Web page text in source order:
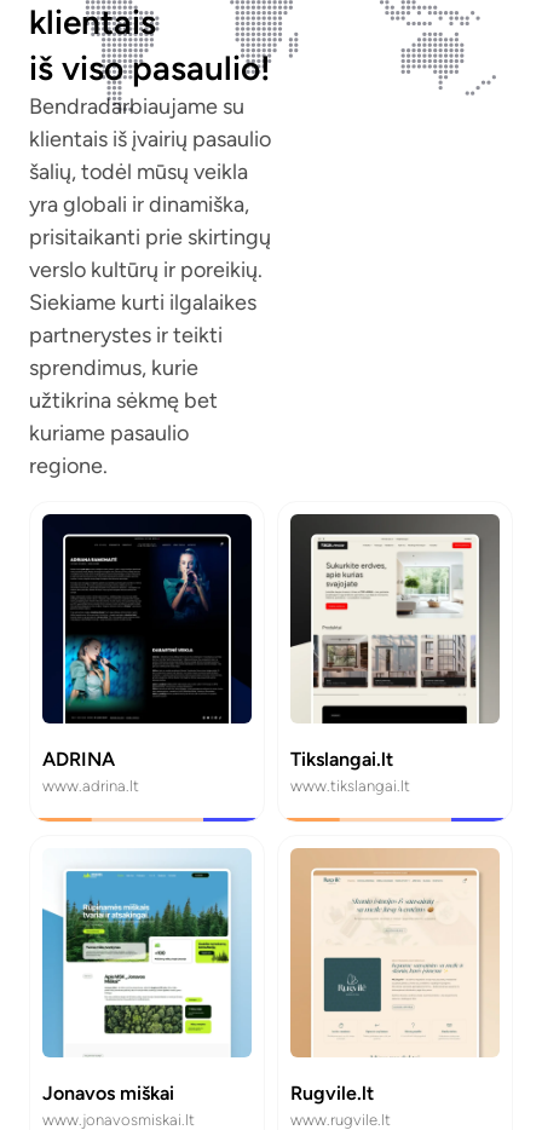
klientais
iš viso pasaulio!
Bendradarbiaujame su
klientais iš įvairių pasaulio
šalių, todėl mūsų veikla
yra globali ir dinamiška,
prisitaikanti prie skirtingų
verslo kultūrų ir poreikių.
Siekiame kurti ilgalaikes
partnerystes ir teikti
sprendimus, kurie
užtikrina sėkmę bet
kuriame pasaulio
regione.
ADRINA
www.adrina.lt
Tikslangai.lt
www.tikslangai.lt
Jonavos miškai
www.jonavosmiskai.lt
Rugvile.lt
www.rugvile.lt